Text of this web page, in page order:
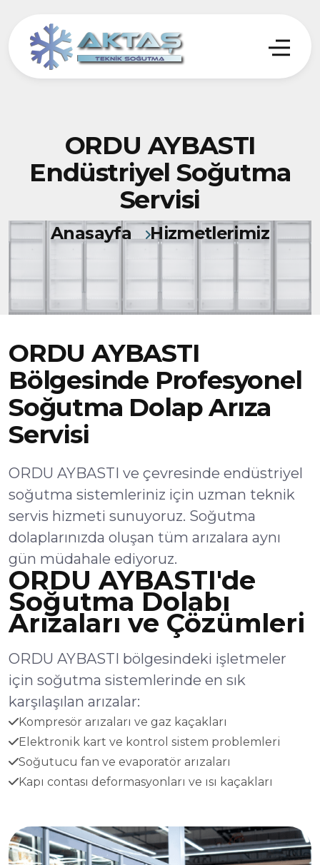
ORDU AYBASTI
Endüstriyel Soğutma
Servisi
Anasayfa Hizmetlerimiz
ORDU AYBASTI
Bölgesinde Profesyonel
Soğutma Dolap Arıza
Servisi
ORDU AYBASTI ve çevresinde endüstriyel
soğutma sistemleriniz için uzman teknik
servis hizmeti sunuyoruz. Soğutma
dolaplarınızda oluşan tüm arızalara aynı
gün müdahale ediyoruz.
ORDU AYBASTI'de
Soğutma Dolabı
Arızaları ve Çözümleri
ORDU AYBASTI bölgesindeki işletmeler
için soğutma sistemlerinde en sık
karşılaşılan arızalar:
Kompresör arızaları ve gaz kaçakları
Elektronik kart ve kontrol sistem problemleri
Soğutucu fan ve evaporatör arızaları
Kapı contası deformasyonları ve ısı kaçakları